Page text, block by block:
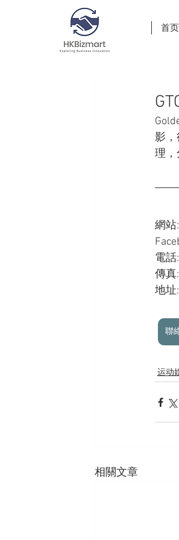
首页
影，
理，
網站:
電話
傳真
地址
聯
运动
相關文章